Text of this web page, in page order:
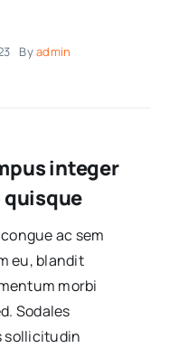
Byadmin
integer
ac sem
eu, blandit
morbi
Sodales
sollicitudin